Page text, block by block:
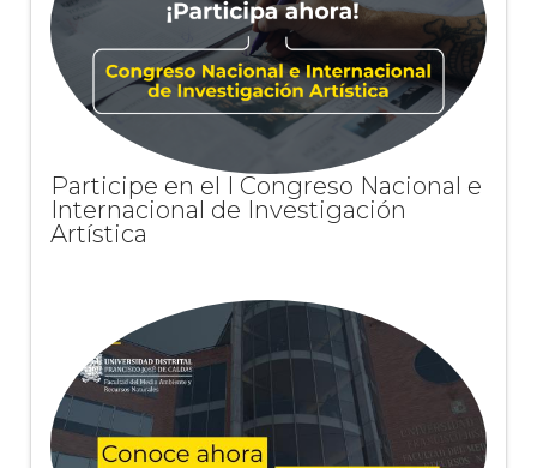
Participe en el I Congreso Nacional e
Internacional de Investigación
Artística